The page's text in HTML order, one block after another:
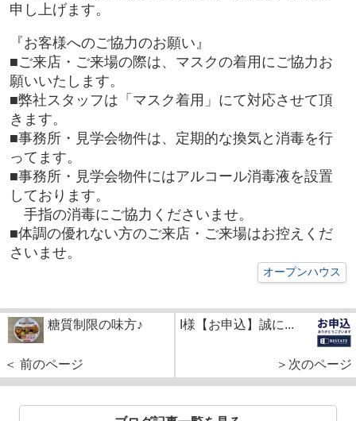
申し上げます。
『お客様へのご協力のお願い』
■ご来店・ご来場の際は、マスクの着用にご協力お
願いいたします。
■弊社スタッフは「マスク着用」にて対応させて頂
きます。
■事務所・見学会物件は、定期的な換気と消毒を行
ってます。
■事務所・見学会物件にはアルコール消毒液を設置
しております。
手指の消毒にご協力くださいませ。
■体調の優れない方のご来店・ご来場はお控えくだ
さいませ。
オープンハウス
糖質制限の味方♪
＜ 前のページ
I様【お申込】誠に...
＞次のページ